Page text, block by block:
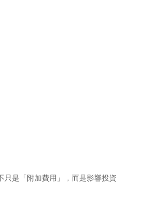
只是「附加費用」，而是影響投資